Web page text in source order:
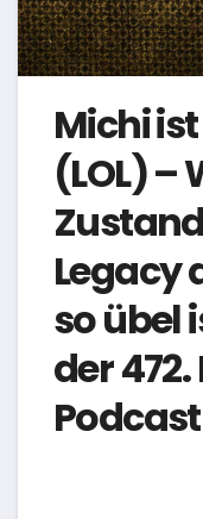
Michi
(LOL) –
Legacy
so übel
der